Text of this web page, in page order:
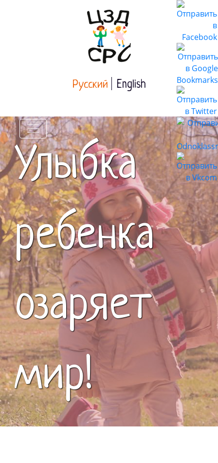
Русский English
Улыбка
ребенка
озаряет
мир!